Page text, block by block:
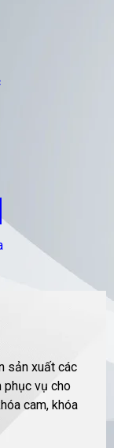
sản xuất các
phục vụ cho
cam, khóa